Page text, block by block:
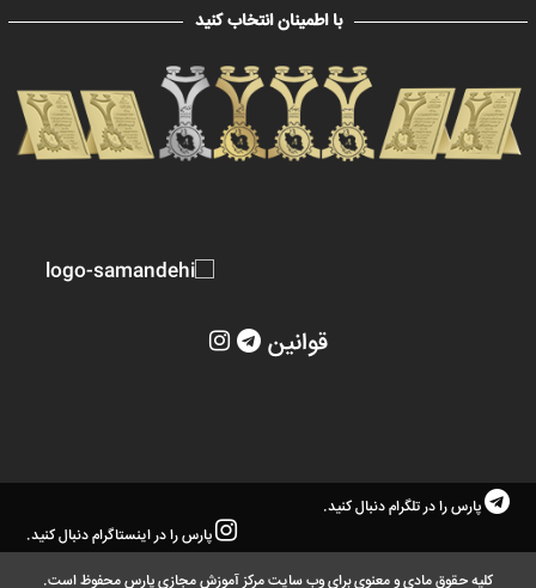
با اطمینان انتخاب کنید
قوانین
پارس را در تلگرام دنبال کنید.
پارس را در اینستاگرام دنبال کنید.
کلیه حقوق مادی و معنوی برای وب سایت مرکز آموزش مجازی پارس محفوظ است.